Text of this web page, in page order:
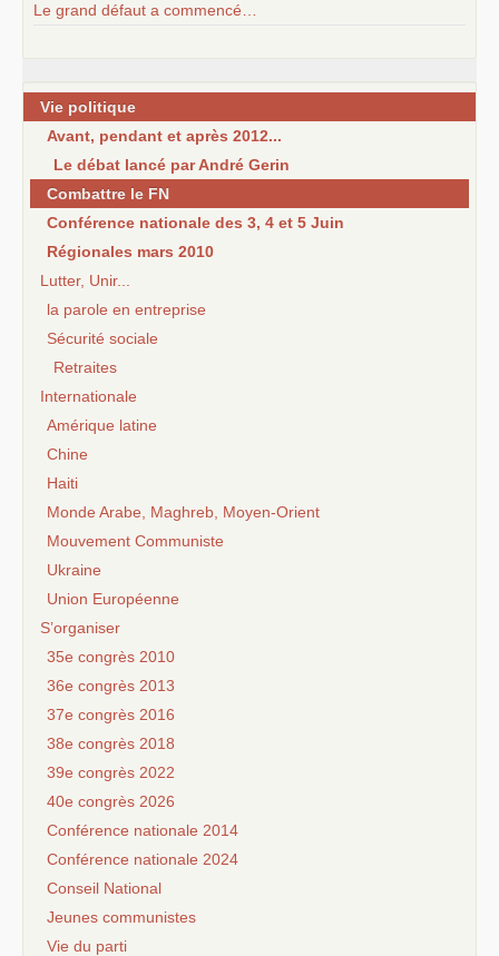
Le grand défaut a commencé…
Vie politique
Avant, pendant et après 2012...
Le débat lancé par André Gerin
Combattre le FN
Conférence nationale des 3, 4 et 5 Juin
Régionales mars 2010
Lutter, Unir...
la parole en entreprise
Sécurité sociale
Retraites
Internationale
Amérique latine
Chine
Haiti
Monde Arabe, Maghreb, Moyen-Orient
Mouvement Communiste
Ukraine
Union Européenne
S’organiser
35e congrès 2010
36e congrès 2013
37e congrès 2016
38e congrès 2018
39e congrès 2022
40e congrès 2026
Conférence nationale 2014
Conférence nationale 2024
Conseil National
Jeunes communistes
Vie du parti